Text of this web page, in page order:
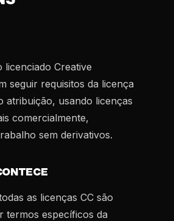
licenciado Creative
seguir requisitos da licença
atribuição, usando licenças
comercialmente,
sem derivativos.
as licenças CC são
termos específicos da